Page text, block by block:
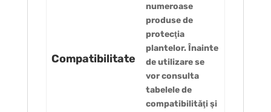
Compatibilitate
numeroase
produse de
protecţia
plantelor. Înainte
de utilizare se
vor consulta
tabelele de
compatibilităţi şi